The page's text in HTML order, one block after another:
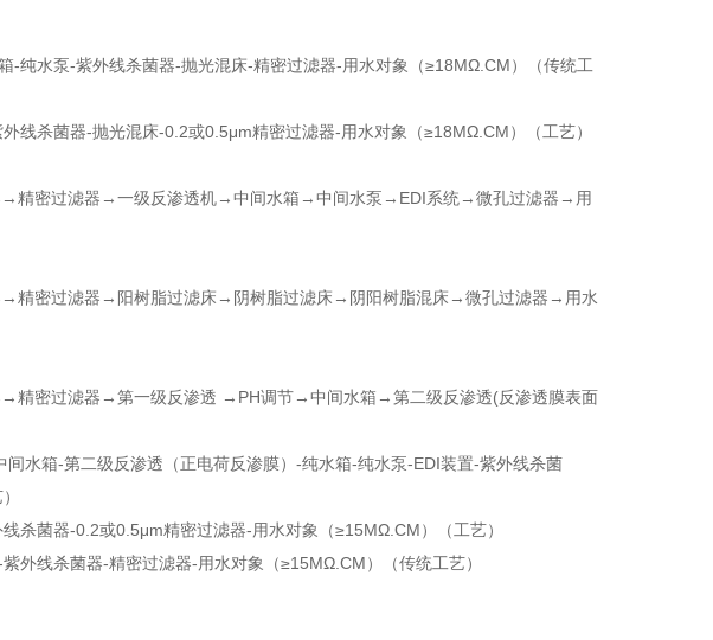
-纯水泵-紫外线杀菌器-抛光混床-精密过滤器-用水对象（≥18MΩ.CM）（传统工
线杀菌器-抛光混床-0.2或0.5μm精密过滤器-用水对象（≥18MΩ.CM）（工艺）
精密过滤器→一级反渗透机→中间水箱→中间水泵→EDI系统→微孔过滤器→用
密过滤器→阳树脂过滤床→阴树脂过滤床→阴阳树脂混床→微孔过滤器→用水
密过滤器→第一级反渗透 →PH调节→中间水箱→第二级反渗透(反渗透膜表面
水箱-第二级反渗透（正电荷反渗膜）-纯水箱-纯水泵-EDI装置-紫外线杀菌
杀菌器-0.2或0.5μm精密过滤器-用水对象（≥15MΩ.CM）（工艺）
外线杀菌器-精密过滤器-用水对象（≥15MΩ.CM）（传统工艺）